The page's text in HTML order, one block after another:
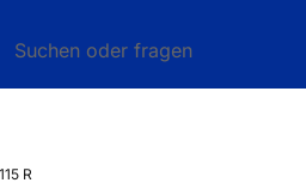
Suchen oder fragen
R